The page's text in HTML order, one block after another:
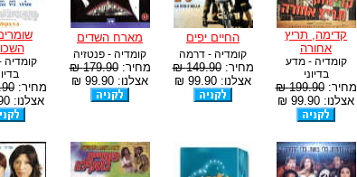
קדימה, תריץ
אחורה
קומדיה - מדע
בדיוני
מחיר:199.90 ₪
אצלנו: 99.90 ₪
החיים יפים
קומדיה - דרמה
מחיר:149.90 ₪
אצלנו: 99.90 ₪
מארח השדים
קומדיה - פנטזיה
מחיר:179.90 ₪
אצלנו: 99.90 ₪
מחיר:₪
אצלנו: 79.90 ₪